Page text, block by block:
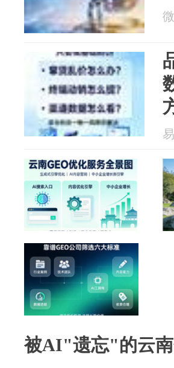
被AI"遗忘"的云南